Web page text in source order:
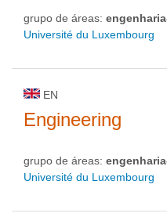
grupo de áreas:
Université du Luxembourg
EN
Engineering
grupo de áreas:
Université du Luxembourg